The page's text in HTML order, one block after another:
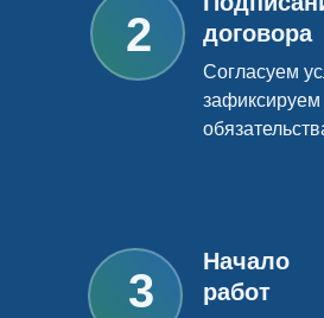
Начало
работ
3
договора
Согласуем
зафиксируем
2